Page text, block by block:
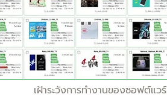
เฝ้าระวังการทำงานของซอฟต์แวร์